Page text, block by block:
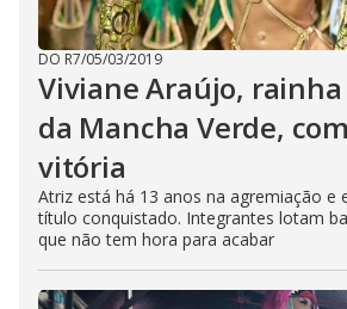
DO R7/05/03/2019
Viviane Araújo,
da Mancha Verde,
vitória
Atriz está há 13 anos na agremiação e
título conquistado. Integrantes lotam
que não tem hora para acabar